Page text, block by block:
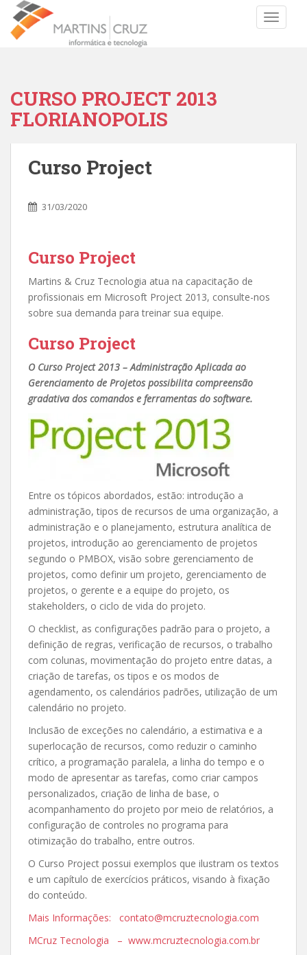
CURSO PROJECT 2013
FLORIANOPOLIS
Curso Project
31/03/2020
Curso Project
Martins & Cruz Tecnologia atua na capacitação de
profissionais em Microsoft Project 2013, consulte-nos
sobre sua demanda para treinar sua equipe.
Curso Project
O Curso Project 2013 – Administração Aplicada ao
Gerenciamento de Projetos possibilita compreensão
gradativa dos comandos e ferramentas do software.
Entre os tópicos abordados, estão: introdução a
administração, tipos de recursos de uma organização, a
administração e o planejamento, estrutura analítica de
projetos, introdução ao gerenciamento de projetos
segundo o PMBOX, visão sobre gerenciamento de
projetos, como definir um projeto, gerenciamento de
projetos, o gerente e a equipe do projeto, os
stakeholders, o ciclo de vida do projeto.
O checklist, as configurações padrão para o projeto, a
definição de regras, verificação de recursos, o trabalho
com colunas, movimentação do projeto entre datas, a
criação de tarefas, os tipos e os modos de
agendamento, os calendários padrões, utilização de um
calendário no projeto.
Inclusão de exceções no calendário, a estimativa e a
superlocação de recursos, como reduzir o caminho
crítico, a programação paralela, a linha do tempo e o
modo de apresentar as tarefas, como criar campos
personalizados, criação de linha de base, o
acompanhamento do projeto por meio de relatórios, a
configuração de controles no programa para
otimização do trabalho, entre outros.
O Curso Project possui exemplos que ilustram os textos
e um capítulo de exercícios práticos, visando à fixação
do conteúdo.
Mais Informações: contato@mcruztecnologia.com
MCruz Tecnologia – www.mcruztecnologia.com.br